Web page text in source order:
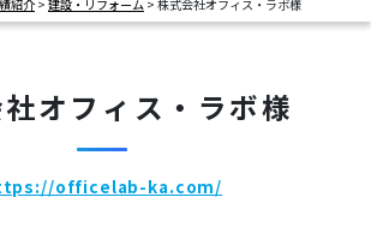
い合わせ・お見積もり
紹介> 建設・リフォーム > 株式会社オフィス・ラボ様
オフィス・ラボ様
officelab-ka.com/